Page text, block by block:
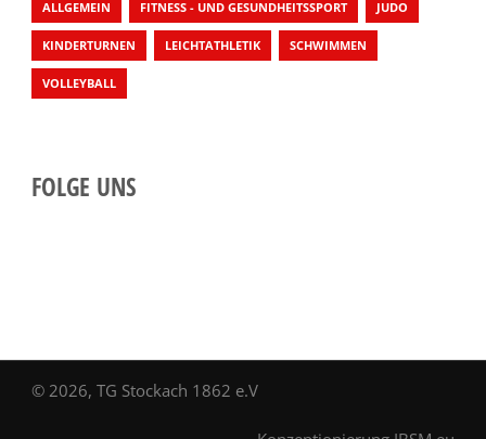
ALLGEMEIN FITNESS - UND GESUNDHEITSSPORT JUDO
KINDERTURNEN LEICHTATHLETIK SCHWIMMEN
VOLLEYBALL
FOLGE UNS
© 2026, TG Stockach 1862 e.V